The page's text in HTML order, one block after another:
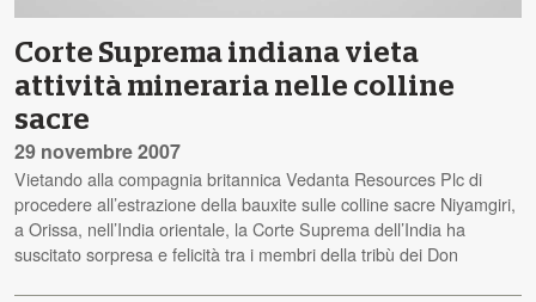
Corte Suprema indiana vieta
attività mineraria nelle colline
sacre
29 novembre 2007
Vietando alla compagnia britannica Vedanta Resources Plc di
procedere all’estrazione della bauxite sulle colline sacre Niyamgiri,
a Orissa, nell’India orientale, la Corte Suprema dell’India ha
suscitato sorpresa e felicità tra i membri della tribù dei Don